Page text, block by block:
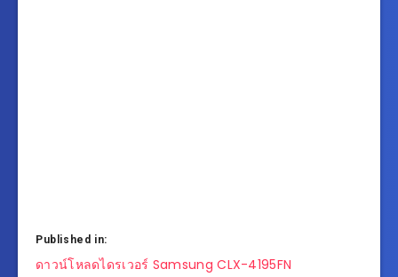
Published in:
แนะแนว
ดาวน์โหลดไดรเวอร์ Samsung CLX-4195FN